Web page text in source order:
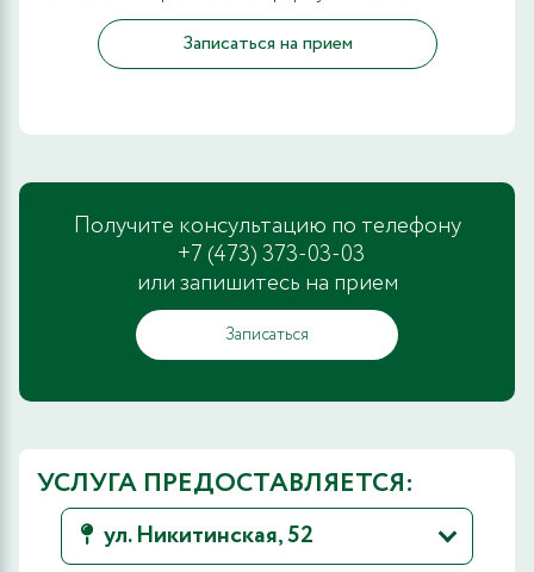
Записаться на прием
Получите консультацию по телефону
+7 (473) 373-03-03
или запишитесь на прием
Записаться
УСЛУГА ПРЕДОСТАВЛЯЕТСЯ:
ул. Никитинская, 52